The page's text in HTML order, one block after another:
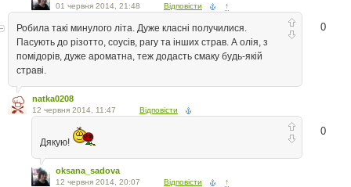
01 червня 2014, 21:48 Відповісти ↑
0
Робила такі минулого літа. Дуже класні получилися.
Пасують до різотто, соусів, рагу та інших страв. А олія, з
помідорів, дуже ароматна, теж додасть смаку будь-якій
страві.
natka0208
12 червня 2014, 11:47 Відповісти
0
Дякую!
oksana_sadova
12 червня 2014, 20:07 Відповісти ↑